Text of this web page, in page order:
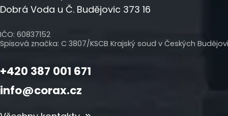
Dobrá Voda u Č. Budějovic 373 16
IČO: 60837152
Spisová značka: C 3807/KSCB Krajský soud v Českých
+420 387 001 671
info@corax.cz